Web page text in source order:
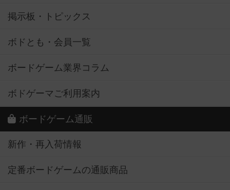
掲示板・トピックス
ボドとも・会員一覧
ボードゲーム業界コラム
ボドゲーマご利用案内
ボードゲーム通販
新作・再入荷情報
定番ボードゲームの通販商品